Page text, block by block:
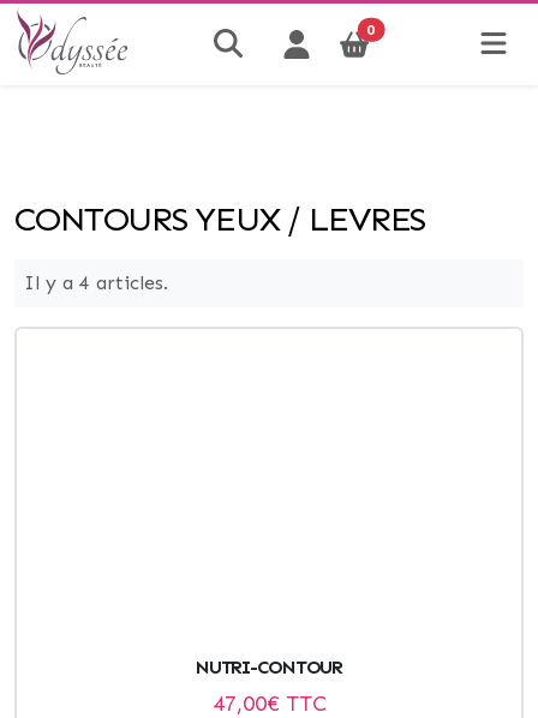
0
CONTOURS YEUX / LEVRES
Il y a 4 articles.
NUTRI-CONTOUR
47,00€ TTC